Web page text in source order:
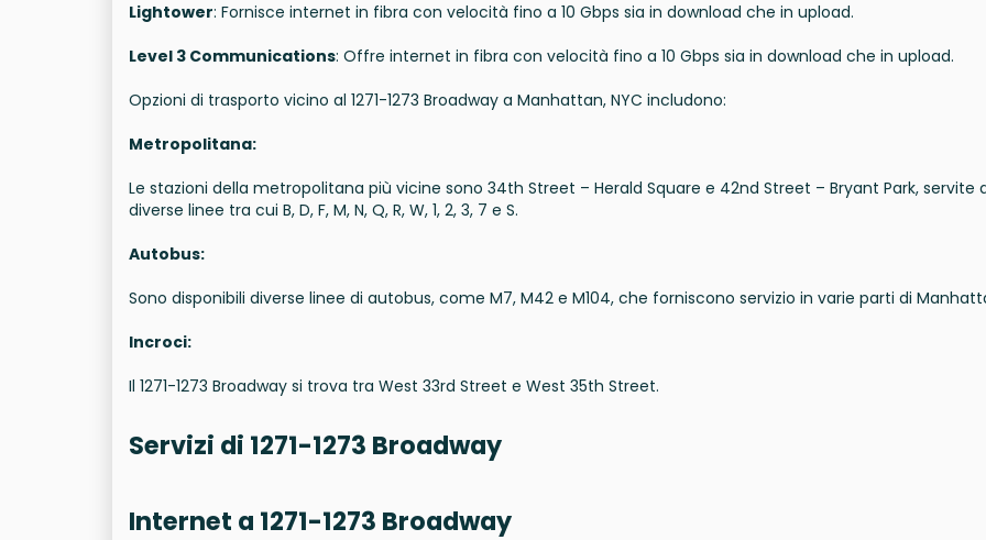
Lightower: Fornisce internet in fibra con velocità fino a 10 Gbps sia in download che in upload.
Level 3 Communications: Offre internet in fibra con velocità fino a 10 Gbps sia in download che in upload.
Opzioni di trasporto vicino al 1271-1273 Broadway a Manhattan, NYC includono:
Metropolitana:
Le stazioni della metropolitana più vicine sono 34th Street – Herald Square e 42nd Street – Bryant Park, servite
diverse linee tra cui B, D, F, M, N, Q, R, W, 1, 2, 3, 7 e S.
Autobus:
Sono disponibili diverse linee di autobus, come M7, M42 e M104, che forniscono servizio in varie parti di
Incroci:
Il 1271-1273 Broadway si trova tra West 33rd Street e West 35th Street.
Servizi di 1271-1273 Broadway
Internet a 1271-1273 Broadway